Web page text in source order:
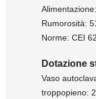
Rumorosità:
Norme: CEI
Dotazione
Vaso
troppopieno: